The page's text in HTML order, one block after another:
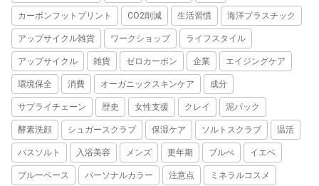
カーボンフットプリント CO2削減 生活習慣 海洋プラスチック
アップサイクル雑貨 ワークショップ ライフスタイル
アップサイクル 雑貨 ゼロカーボン 企業 エイジングケア
環境保全 消費 オーガニックスキンケア 成分
サプライチェーン 歴史 女性支援 クレイ 泥パック
酵素洗顔 シュガースクラブ 保湿ケア ソルトスクラブ 温活
バスソルト 入浴美容 メンズ 更年期 ブルべ イエベ
ブルーベース パーソナルカラー 注意点 ミネラルコスメ